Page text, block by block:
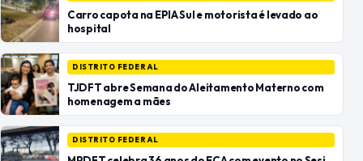
Carro capota na EPIA Sul e motorista é levado ao
hospital
DISTRITO FEDERAL
TJDFT abre Semana do Aleitamento Materno com
homenagem a mães
DISTRITO FEDERAL